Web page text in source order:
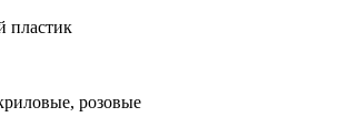
пластик
розовые